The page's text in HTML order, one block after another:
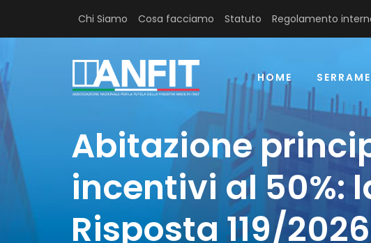
Chi Siamo Cosa facciamo Statuto Regolamento
HOME
Abitazione
incentivi al 50%:
Risposta 119/2026